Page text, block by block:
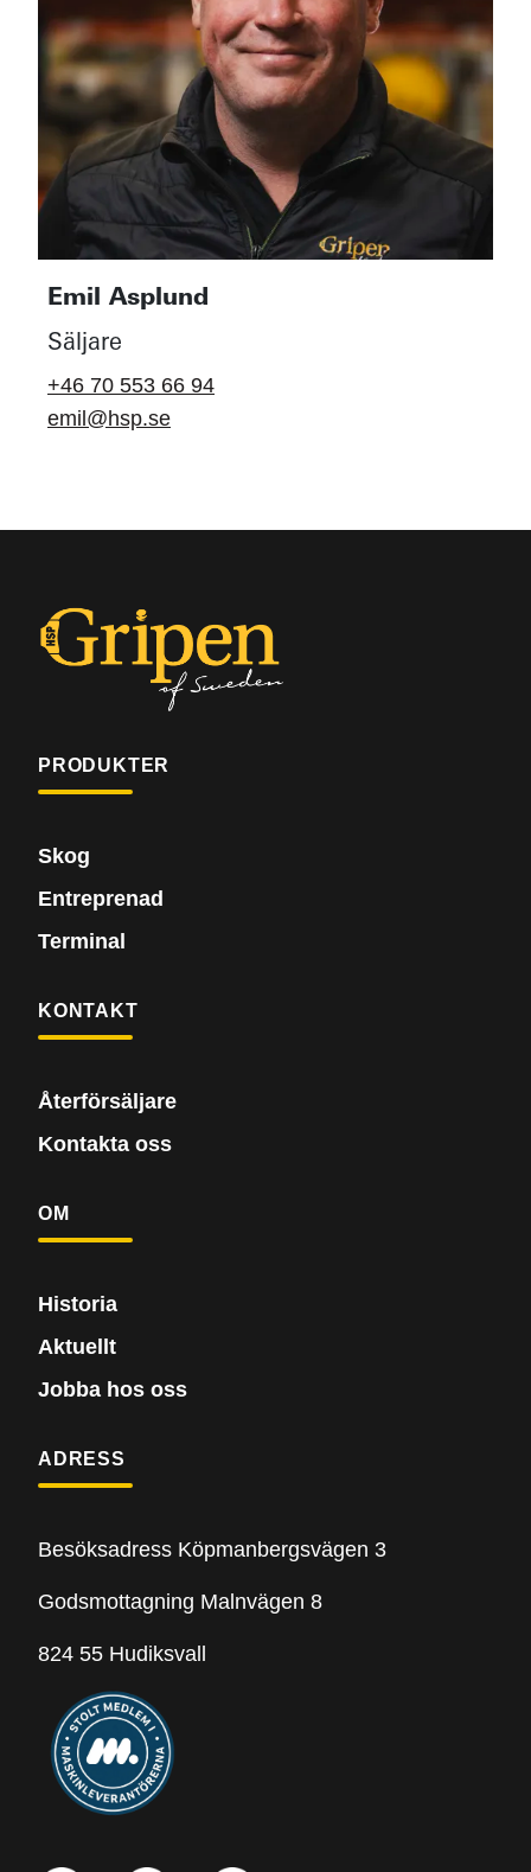
Emil Asplund
Säljare
+46 70 553 66 94
emil@hsp.se
PRODUKTER
Skog
Entreprenad
Terminal
KONTAKT
Återförsäljare
Kontakta oss
OM
Historia
Aktuellt
Jobba hos oss
ADRESS
Besöksadress Köpmanbergsvägen 3
Godsmottagning Malnvägen 8
824 55 Hudiksvall